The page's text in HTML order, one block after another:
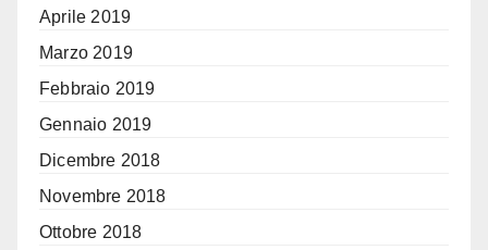
Aprile 2019
Marzo 2019
Febbraio 2019
Gennaio 2019
Dicembre 2018
Novembre 2018
Ottobre 2018